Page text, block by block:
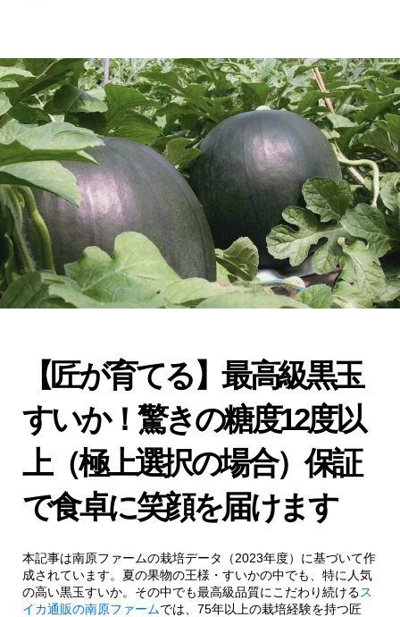
6.1.お届けスケジュール
6.1.1.配送エリアと配送料金
7.まとめ：至高の夏の贈り物として
8.スイカ好き必見！口コミで高評価のスイカ通
販店
9.スイカが届きましたら
用途の説明
10.1.お中元用途のスイカのパッケージは贈
答専用のパッケージ
10.2.お中元用途のスイカ通販には「のし」
11.FAQ（よくある質問）
【匠が育てる】最高級黒玉
すいか！驚きの糖度12度以
上（極上選択の場合）保証
で食卓に笑顔を届けます
本記事は南原ファームの栽培データ（2023年度）に基づいて作
成されています。夏の果物の王様・すいかの中でも、特に人気
の高い黒玉すいか。その中でも最高級品質にこだわり続けるス
イカ通販の南原ファームでは、75年以上の栽培経験を持つ匠